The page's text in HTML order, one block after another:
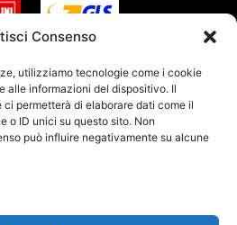
Consenso
utilizziamo tecnologie come i cookie
alle informazioni del dispositivo. Il
permetterà di elaborare dati come il
o ID unici su questo sito. Non
può influire negativamente su alcune